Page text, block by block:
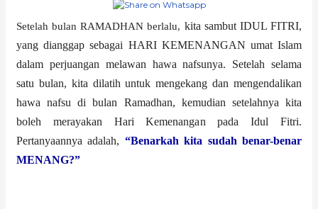
Setelah bulan RAMADHAN berlalu, kita sambut IDUL FITRI,
yang dianggap sebagai HARI KEMENANGAN umat Islam
dalam perjuangan melawan hawa nafsunya. Setelah selama
satu bulan, kita dilatih untuk mengekang dan mengendalikan
hawa nafsu di bulan Ramadhan, kemudian setelahnya kita
boleh merayakan Hari Kemenangan pada Idul Fitri.
Pertanyaannya adalah, “Benarkah kita sudah benar-benar
MENANG?”